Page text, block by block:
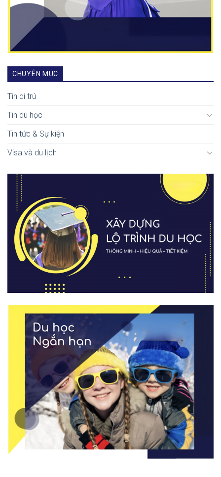
CHUYÊN MỤC
Tin di trú
Tin du học
Tin tức & Sự kiện
Visa và du lịch